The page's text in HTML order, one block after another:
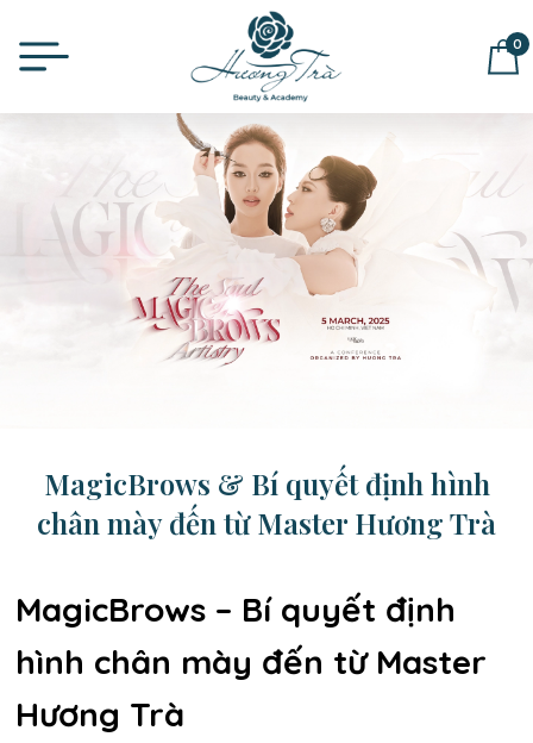
0
MagicBrows & Bí quyết định hình
chân mày đến từ Master Hương Trà
MagicBrows – Bí quyết định
hình chân mày đến từ Master
Hương Trà
ĐỂ LẠI THÔNG TIN MUA HÀNG,
CHÚNG TÔI SẼ LIÊN HỆ LẠI NGAY